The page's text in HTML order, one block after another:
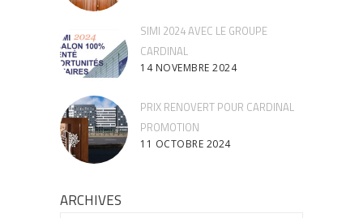
SIMI 2024 AVEC LE GROUPE
CARDINAL
14 NOVEMBRE 2024
PRIX RENOVERT POUR CARDINAL
PROMOTION
11 OCTOBRE 2024
ARCHIVES